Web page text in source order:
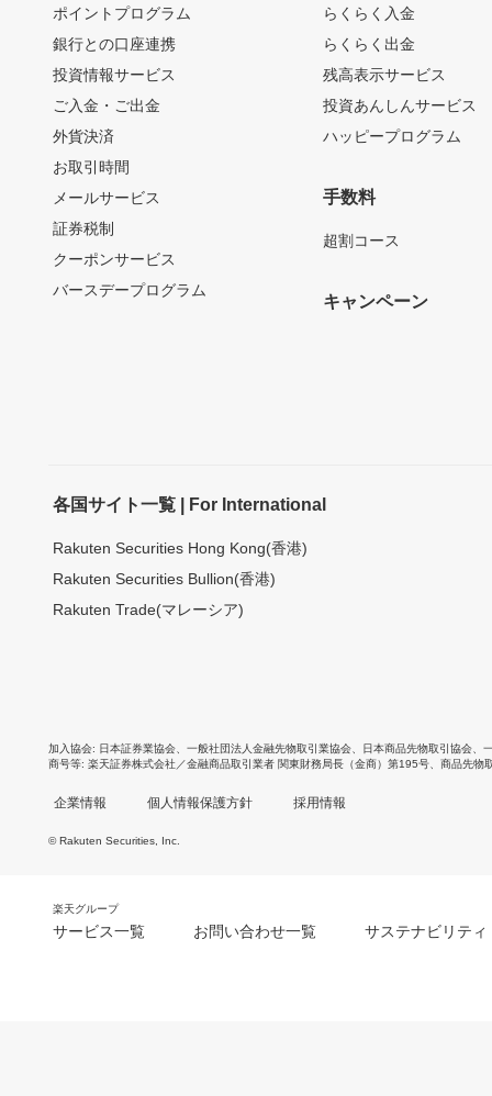
ポイントプログラム
銀行との口座連携
投資情報サービス
ご入金・ご出金
外貨決済
お取引時間
メールサービス
証券税制
クーポンサービス
バースデープログラム
らくらく入金
らくらく出金
残高表示サービス
投資あんしんサービス
ハッピープログラム
手数料
超割コース
キャンペーン
各国サイト一覧 | For International
Rakuten Securities Hong Kong(香港)
Rakuten Securities Bullion(香港)
Rakuten Trade(マレーシア)
加入協会 日本証券業協会 一般社団法人金融先物取引業協会 日本商品先物取引協会
商号等 楽天証券株式会社／金融商品取引業者 関東財務局長（金商）第195号、商品先物
企業情報 個人情報保護方針 採用情報
© Rakuten Securities, Inc.
楽天グループ
サービス一覧 お問い合わせ一覧 サステナビリティ